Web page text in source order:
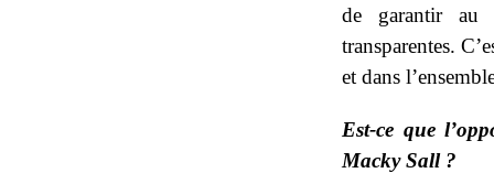
de garantir au
transparentes.
et dans
Est-ce que
Macky Sall ?